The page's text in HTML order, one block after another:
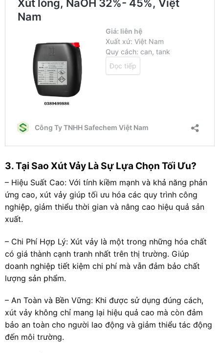
3. Tại Sao Xút Vảy Là Sự Lựa Chọn Tối Ưu?
– Hiệu Suất Cao: Với tính kiềm mạnh và khả năng phản
ứng cao, xút vảy giúp tối ưu hóa các quy trình công
nghiệp, giảm thiểu thời gian và nâng cao hiệu quả sản
xuất.
– Chi Phí Hợp Lý: Xút vảy là một trong những hóa chất
có giá thành cạnh tranh nhất trên thị trường. Giúp
doanh nghiệp tiết kiệm chi phí mà vẫn đảm bảo chất
lượng sản phẩm.
– An Toàn và Bền Vững: Khi được sử dụng đúng cách,
xút vảy không chỉ mang lại hiệu quả cao mà còn đảm
bảo an toàn cho người lao động và giảm thiểu tác động
đến môi trường.